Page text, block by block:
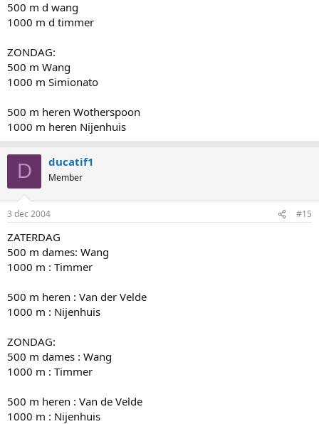
500 m d wang
1000 m d timmer
ZONDAG:
500 m Wang
1000 m Simionato
500 m heren Wotherspoon
1000 m heren Nijenhuis
D ducatif1
Member
3 dec 2004 #15
ZATERDAG
500 m dames: Wang
1000 m : Timmer
500 m heren : Van der Velde
1000 m : Nijenhuis
ZONDAG:
500 m dames : Wang
1000 m : Timmer
500 m heren : Van de Velde
1000 m : Nijenhuis